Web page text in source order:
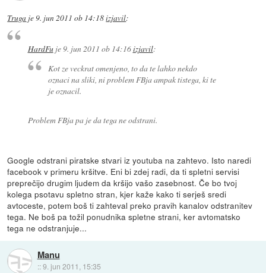
Truga je9. jun 2011 ob 14:18izjavil:
HardFuje9. jun 2011 ob 14:16izjavil:
Kot ze veckrat omenjeno, to da te lahko nekdo
oznaci na sliki, ni problem FBja ampak tistega, ki te
je oznacil.
Problem FBja pa je da tega ne odstrani.
Google odstrani piratske stvari iz youtuba na zahtevo. Isto naredi
facebook v primeru kršitve. Eni bi zdej radi, da ti spletni servisi
preprečijo drugim ljudem da kršijo vašo zasebnost. Če bo tvoj
kolega psotavu spletno stran, kjer kaže kako ti serješ sredi
avtoceste, potem boš ti zahteval preko pravih kanalov odstranitev
tega. Ne boš pa tožil ponudnika spletne strani, ker avtomatsko
tega ne odstranjuje...
Manu
::9. jun 2011, 15:35